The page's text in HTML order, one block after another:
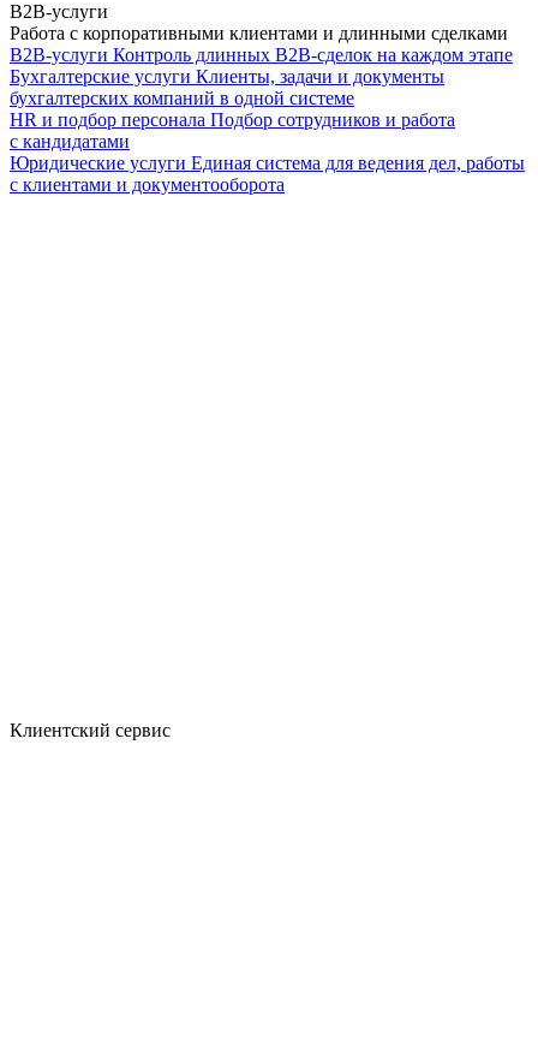
B2B-услуги
Работа с корпоративными клиентами и длинными сделками
B2B-услуги Контроль длинных B2B-сделок на каждом этапе
Бухгалтерские услуги Клиенты, задачи и документы
бухгалтерских компаний в одной системе
HR и подбор персонала Подбор сотрудников и работа
с кандидатами
Юридические услуги Единая система для ведения дел, работы
с клиентами и документооборота
Клиентский сервис